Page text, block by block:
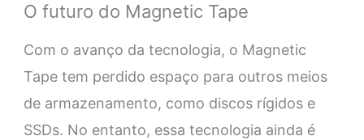
O futuro do Magnetic Tape
Com o avanço da tecnologia, o Magnetic
Tape tem perdido espaço para outros meios
de armazenamento, como discos rígidos e
SSDs. No entanto, essa tecnologia ainda é